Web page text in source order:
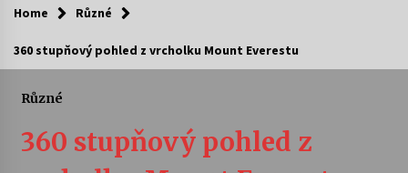
Kam za kulturou?
Vernisáž výstavy Josefíny Duškové: Stávám se
Home Různé
360 stupňový pohled z vrcholku Mount Everestu
Různé
360 stupňový pohled z